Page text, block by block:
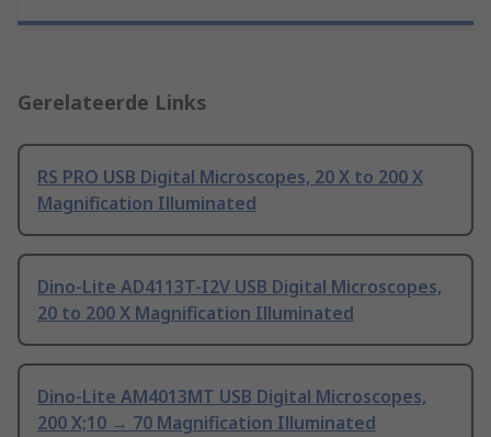
Gerelateerde Links
RS PRO USB Digital Microscopes, 20 X to 200 X
Magnification Illuminated
Dino-Lite AD4113T-I2V USB Digital Microscopes,
20 to 200 X Magnification Illuminated
Dino-Lite AM4013MT USB Digital Microscopes,
200 X;10 → 70 Magnification Illuminated